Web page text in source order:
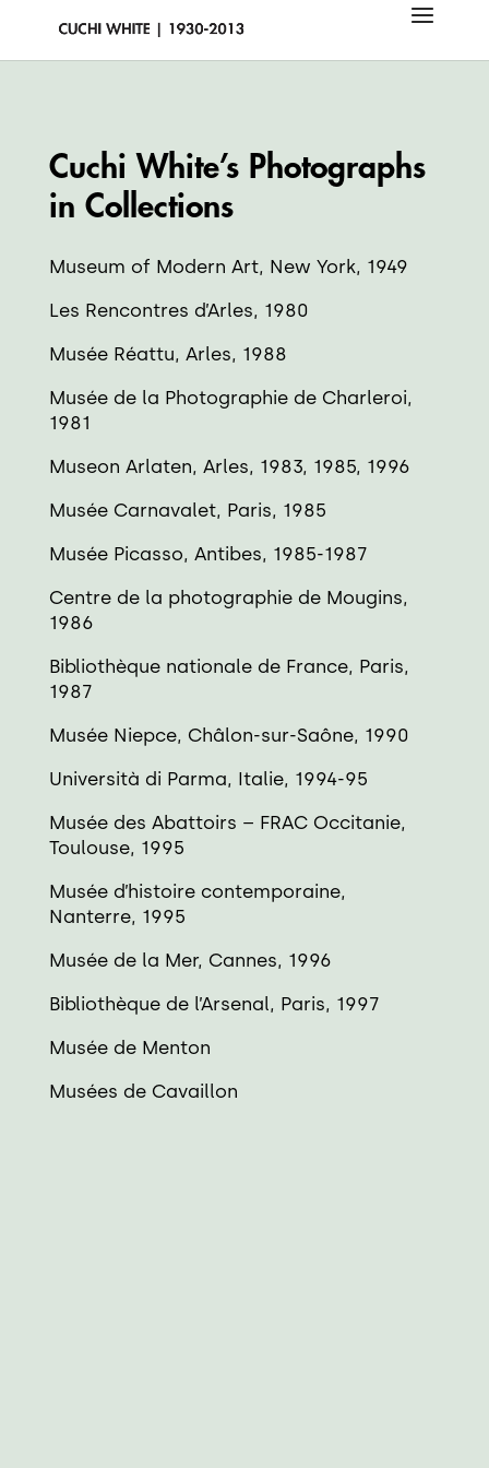
Cuchi White’s Photographs
in Collections
Museum of Modern Art, New York, 1949
Les Rencontres d’Arles, 1980
Musée Réattu, Arles, 1988
Musée de la Photographie de Charleroi,
1981
Museon Arlaten, Arles, 1983, 1985, 1996
Musée Carnavalet, Paris, 1985
Musée Picasso, Antibes, 1985-1987
Centre de la photographie de Mougins,
1986
Bibliothèque nationale de France, Paris,
1987
Musée Niepce, Châlon-sur-Saône, 1990
Università di Parma, Italie, 1994-95
Musée des Abattoirs – FRAC Occitanie,
Toulouse, 1995
Musée d’histoire contemporaine,
Nanterre, 1995
Musée de la Mer, Cannes, 1996
Bibliothèque de l’Arsenal, Paris, 1997
Musée de Menton
Musées de Cavaillon